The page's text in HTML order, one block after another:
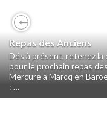
Repas des Anciens
Dés à présent, retenez la
pour le prochain repas
Mercure à Marcq en
: …
Previous